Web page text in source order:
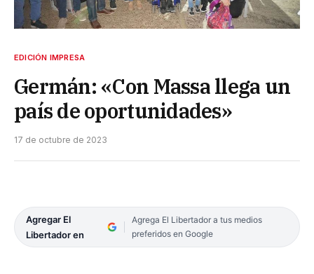
EDICIÓN IMPRESA
Germán: «Con Massa llega un
país de oportunidades»
17 de octubre de 2023
Agregar El
Libertador en
Agrega El Libertador a tus medios
preferidos en Google